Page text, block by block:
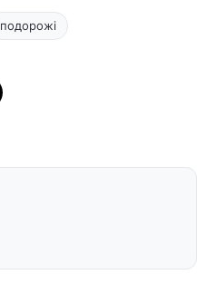
подорожі